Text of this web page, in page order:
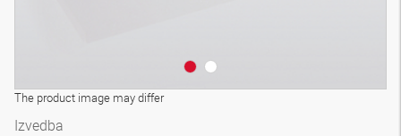
The product image may differ
Izvedba